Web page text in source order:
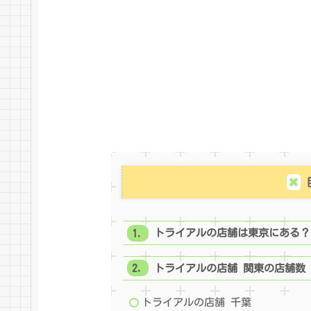
トライアルの店舗は東京にある？
トライアルの店舗 関東の店舗数
トライアルの店舗 千葉